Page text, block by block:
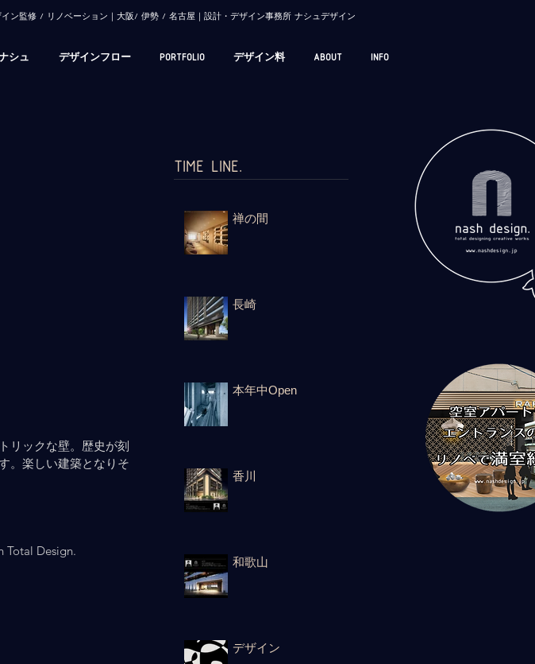
ン監修 / リノベーション｜大阪/ 伊勢 / 名古屋｜設計・デザイン事務所 ナシュデザイン
シュ デザインフロー PORTFOLIO デザイン料 ABOUT INFO
リックな壁。歴史が刻
。楽しい建築となりそ
Total Design.
TIME LINE.
禅の間
長崎
本年中Open
香川
和歌山
デザイン